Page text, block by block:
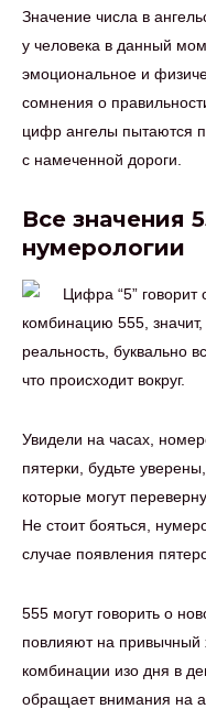
Значение числа в
у человека в данный
эмоциональное и
сомнения о
цифр ангелы пытаются
с намеченной дороги.
Все значения
нумерологии
Цифра “5” говорит
комбинацию 555,
реальность, буквально
что происходит вокруг.
Увидели на часах,
пятерки, будьте
которые могут
Не стоит бояться,
случае появления
555 могут говорить о
повлияют на привычный
комбинации изо дня в
обращает внимания на